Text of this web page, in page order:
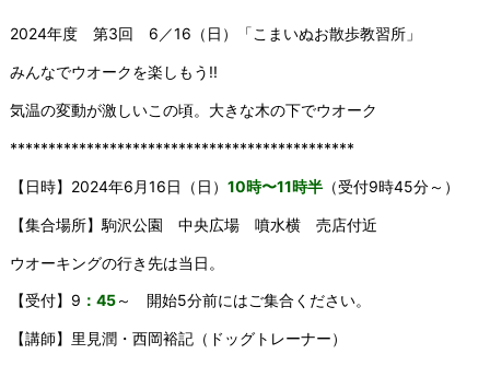
2024年度 第3回 6／16（日）「こまいぬお散歩教習所」
みんなでウオークを楽しもう!!
気温の変動が激しいこの頃。大きな木の下でウオーク
*********************************************
【日時】2024年6月16日（日） 10時〜11時半（受付9時45分～）
【集合場所】駒沢公園 中央広場 噴水横 売店付近
ウオーキングの行き先は当日。
【受付】9 ：45～ 開始5分前にはご集合ください。
【講師】里見潤・西岡裕記（ドッグトレーナー）